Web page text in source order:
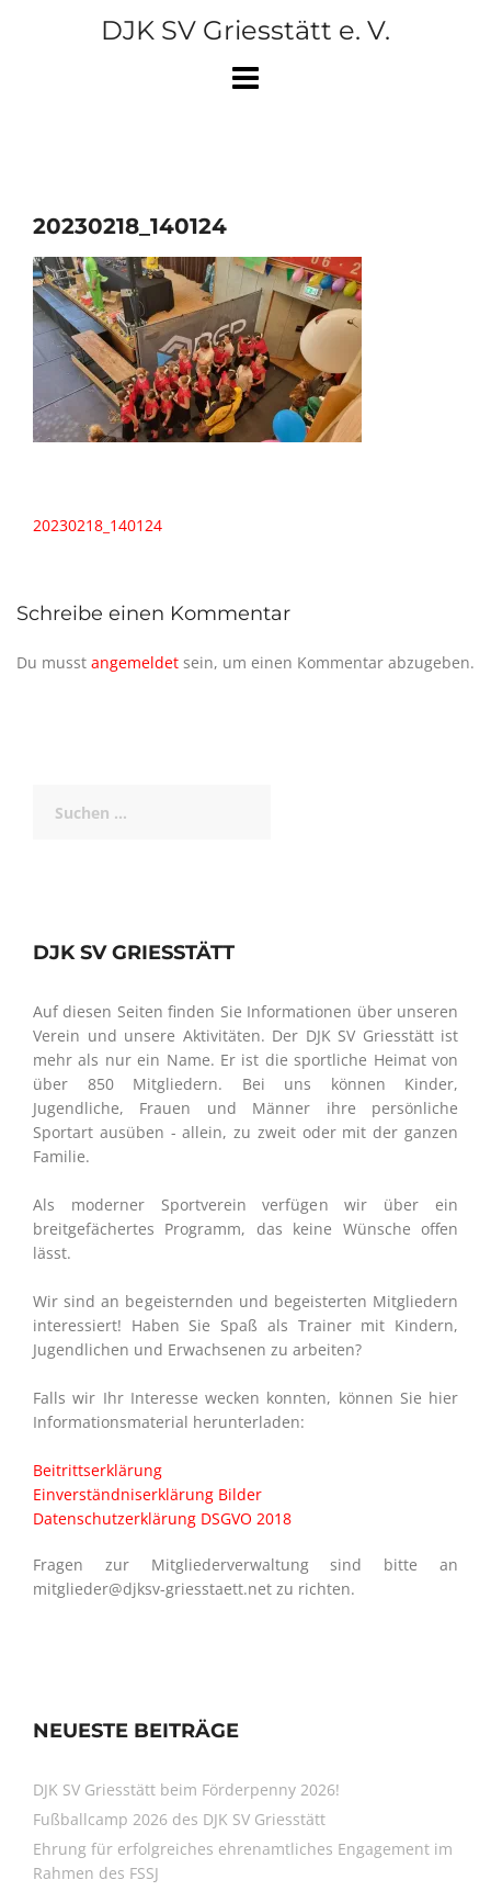
DJK SV Griesstätt e. V.
20230218_140124
Beitragsnavigation
20230218_140124
Schreibe einen Kommentar
Du musst angemeldet sein, um einen Kommentar abzugeben.
nach:
DJK SV GRIESSTÄTT
Auf diesen Seiten finden Sie Informationen über unseren
Verein und unsere Aktivitäten. Der DJK SV Griesstätt ist
mehr als nur ein Name. Er ist die sportliche Heimat von
über 850 Mitgliedern. Bei uns können Kinder,
Jugendliche, Frauen und Männer ihre persönliche
Sportart ausüben - allein, zu zweit oder mit der ganzen
Familie.
Als moderner Sportverein verfügen wir über ein
breitgefächertes Programm, das keine Wünsche offen
lässt.
Wir sind an begeisternden und begeisterten Mitgliedern
interessiert! Haben Sie Spaß als Trainer mit Kindern,
Jugendlichen und Erwachsenen zu arbeiten?
Falls wir Ihr Interesse wecken konnten, können Sie hier
Informationsmaterial herunterladen:
Beitrittserklärung
Einverständniserklärung Bilder
Datenschutzerklärung DSGVO 2018
Fragen zur Mitgliederverwaltung sind bitte an
mitglieder@djksv-griesstaett.net zu richten.
NEUESTE BEITRÄGE
DJK SV Griesstätt beim Förderpenny 2026!
Fußballcamp 2026 des DJK SV Griesstätt
Ehrung für erfolgreiches ehrenamtliches Engagement im
Rahmen des FSSJ